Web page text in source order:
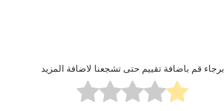
برجاء قم باضافة تقييم حتى تشجعنا لاضافة المزيد